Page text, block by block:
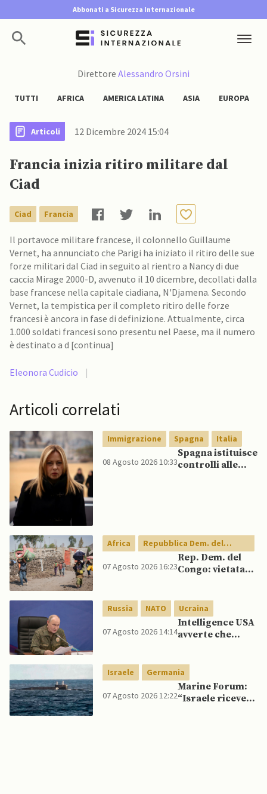
Abbonati a Sicurezza Internazionale
Direttore Alessandro Orsini
TUTTI AFRICA AMERICA LATINA ASIA EUROPA
Articoli 12 Dicembre 2024 15:04
Francia inizia ritiro militare dal
Ciad
Ciad Francia
Il portavoce militare francese, il colonnello Guillaume
Vernet, ha annunciato che Parigi ha iniziato il ritiro delle sue
forze militari dal Ciad in seguito al rientro a Nancy di due
caccia Mirage 2000-D, avvenuto il 10 dicembre, decollati dalla
base francese nella capitale ciadiana, N'Djamena. Secondo
Vernet, la tempistica per il completo ritiro delle forze
francesi è ancora in fase di definizione. Attualmente, circa
1.000 soldati francesi sono presentu nel Paese, ma il numero
è destinato a d [continua]
Eleonora Cudicio |
Articoli correlati
Immigrazione Spagna Italia
08 Agosto 2026 10:33
Spagna istituisce
controlli alle
spagnoli
Africa
Repubblica Dem. del
Congo
07 Agosto 2026 16:23
Rep. Dem. del
Congo: vietata
rame e cobalto
Russia NATO Ucraina
07 Agosto 2026 14:14
Intelligence USA
avverte che
mentre è ancora
impegnato in
Ucraina
Israele Germania
07 Agosto 2026 12:22
Marine Forum:
“Israele riceve